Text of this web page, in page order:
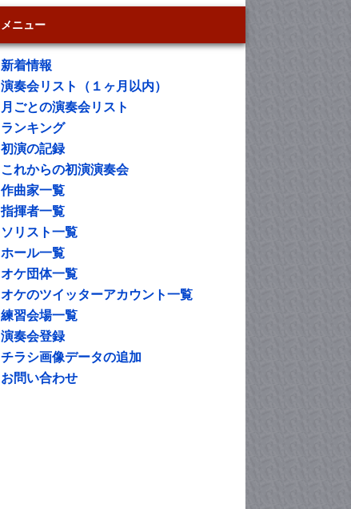
メニュー
新着情報
演奏会リスト（１ヶ月以内）
月ごとの演奏会リスト
ランキング
初演の記録
これからの初演演奏会
作曲家一覧
指揮者一覧
ソリスト一覧
ホール一覧
オケ団体一覧
オケのツイッターアカウント一覧
練習会場一覧
演奏会登録
チラシ画像データの追加
お問い合わせ